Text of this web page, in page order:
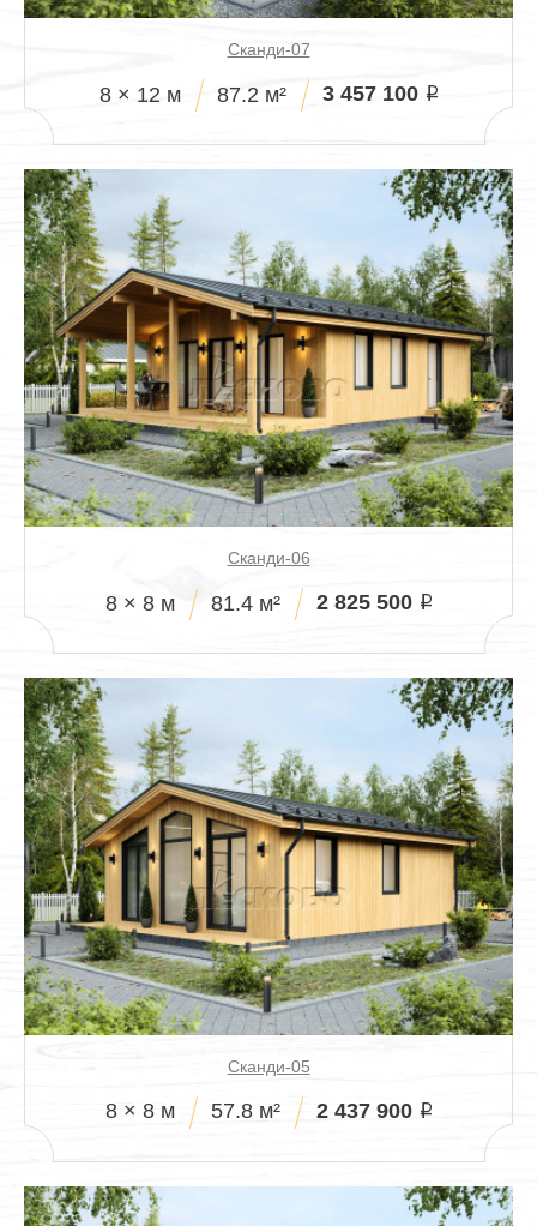
Сканди-07
8 × 12 м 87.2 м² 3 457 100 i
Сканди-06
8 × 8 м 81.4 м² 2 825 500 i
Сканди-05
8 × 8 м 57.8 м² 2 437 900 i